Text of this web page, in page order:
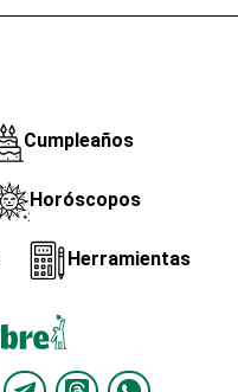
Cumpleaños
Horóscopos
Herramientas